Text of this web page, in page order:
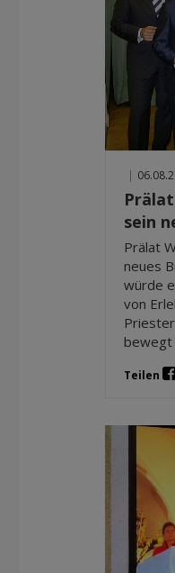
|
sein
Prälat
neues
würde
von
bewegt
Teilen